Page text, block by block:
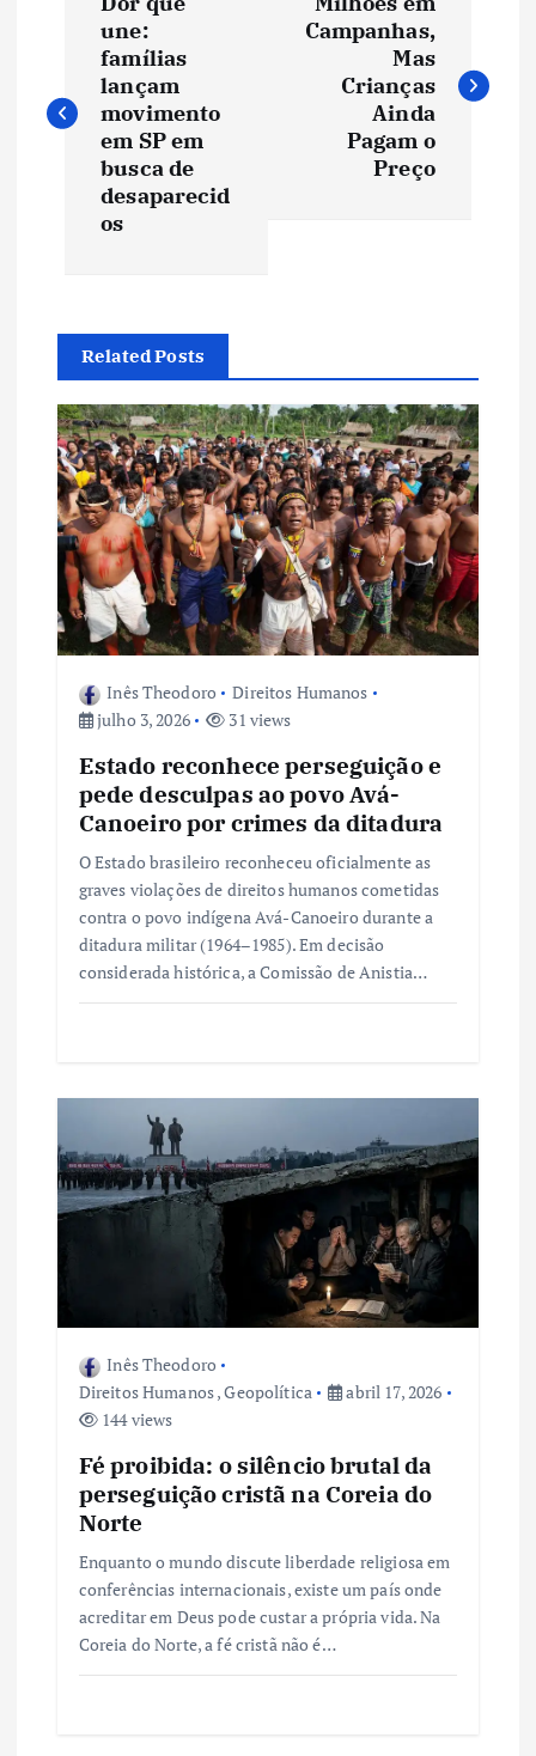
v
ç
ã
o
d
e
P
une:
famílias
lançam
movimento
em SP em
busca de
desaparecid
os
Campanhas,
Mas
Crianças
Ainda
Pagam o
Preço
Related Posts
Inês Theodoro
Direitos Humanos
julho 3, 2026
31 views
Estado reconhece perseguição e
pede desculpas ao povo Avá-
Canoeiro por crimes da ditadura
O Estado brasileiro reconheceu oficialmente as
graves violações de direitos humanos cometidas
contra o povo indígena Avá-Canoeiro durante a
ditadura militar (1964–1985). Em decisão
considerada histórica, a Comissão de Anistia…
Inês Theodoro
Direitos Humanos,Geopolítica
abril 17, 2026
144 views
Fé proibida: o silêncio brutal da
perseguição cristã na Coreia do
Norte
Enquanto o mundo discute liberdade religiosa em
conferências internacionais, existe um país onde
acreditar em Deus pode custar a própria vida. Na
Coreia do Norte, a fé cristã não é…